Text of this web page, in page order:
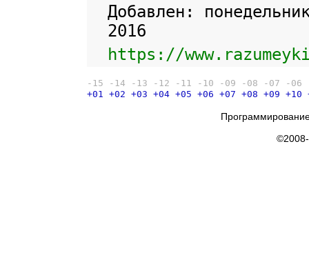
Добавлен:
2016
https://
-15 -14 -13 -12 -11 -10 -09 -08 -07 -06
+01 +02 +03 +04 +05 +06 +07 +08 +09 +10